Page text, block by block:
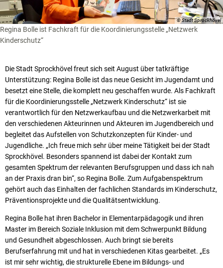
© Stadt Sprockhövel
Regina Bolle ist Fachkraft für die Koordinierungsstelle „Netzwerk
Kinderschutz“
Die Stadt Sprockhövel freut sich seit August über tatkräftige
Unterstützung: Regina Bolle ist das neue Gesicht im Jugendamt und
besetzt eine Stelle, die komplett neu geschaffen wurde. Als Fachkraft
für die Koordinierungsstelle „Netzwerk Kinderschutz“ ist sie
verantwortlich für den Netzwerkaufbau und die Netzwerkarbeit mit
den verschiedenen Akteurinnen und Akteuren im Jugendbereich und
begleitet das Aufstellen von Schutzkonzepten für Kinder- und
Jugendliche. „Ich freue mich sehr über meine Tätigkeit bei der Stadt
Sprockhövel. Besonders spannend ist dabei der Kontakt zum
gesamten Spektrum der relevanten Berufsgruppen und dass ich nah
an der Praxis dran bin“, so Regina Bolle. Zum Aufgabenspektrum
gehört auch das Einhalten der fachlichen Standards im Kinderschutz,
Präventionsprojekte und die Qualitätsentwicklung.
Regina Bolle hat ihren Bachelor in Elementarpädagogik und ihren
Master im Bereich Soziale Inklusion mit dem Schwerpunkt Bildung
und Gesundheit abgeschlossen. Auch bringt sie bereits
Berufserfahrung mit und hat in verschiedenen Kitas gearbeitet. „Es
ist mir sehr wichtig, die strukturelle Ebene im Bildungs- und